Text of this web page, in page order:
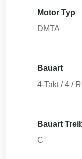
Motor Typ
DMTA
Bauart
4-Takt / 4 /
Bauart
C